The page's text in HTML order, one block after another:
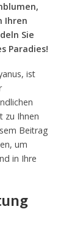
Ihren
Sie
Paradies!
ist
zu Ihnen
Beitrag
um
in Ihre